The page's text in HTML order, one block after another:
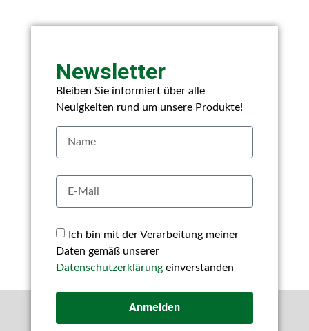
Newsletter
Bleiben Sie informiert über alle
Neuigkeiten rund um unsere Produkte!
Ich bin mit der Verarbeitung meiner
Daten gemäß unserer
Datenschutzerklärungeinverstanden
Anmelden